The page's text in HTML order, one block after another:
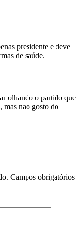
presidente e deve
de saúde.
olhando o partido que
mas nao gosto do
Campos obrigatórios